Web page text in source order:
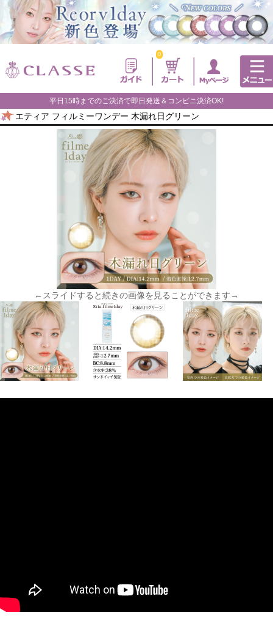
0
平日15時までのご決済で即日発送＆コンビニ決済OK!
エティア フィルミーワンデー 木漏れ日グリーン
←スライドすると続きの画像を見ることができます→